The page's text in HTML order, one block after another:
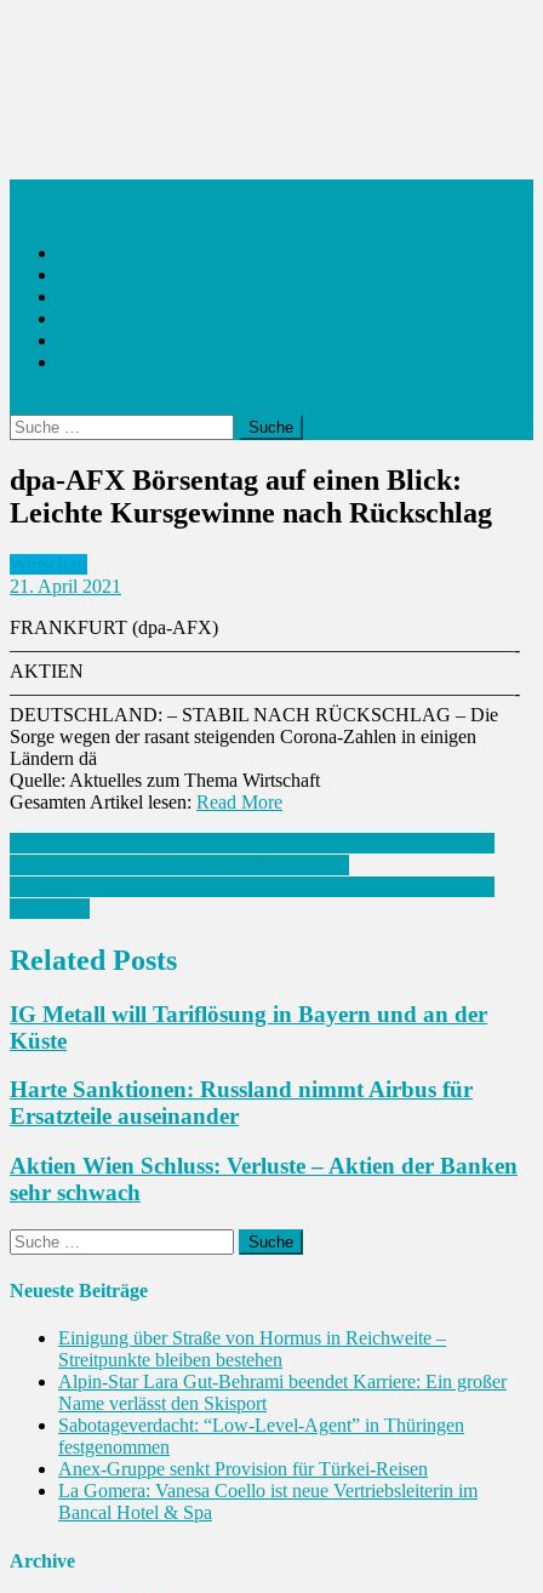
Suche
nach:
dpa-AFX Börsentag auf einen Blick:
Leichte Kursgewinne nach Rückschlag
Wirtschaft
21. April 2021
FRANKFURT (dpa-AFX)
——————————————————————————-
AKTIEN
——————————————————————————-
DEUTSCHLAND: – STABIL NACH RÜCKSCHLAG – Die
Sorge wegen der rasant steigenden Corona-Zahlen in einigen
Ländern dä
Quelle: Aktuelles zum Thema Wirtschaft
Gesamten Artikel lesen: Read More
Beitrags-
Navigation
Related Posts
IG Metall will Tariflösung in Bayern und an der
Küste
Harte Sanktionen: Russland nimmt Airbus für
Ersatzteile auseinander
Aktien Wien Schluss: Verluste – Aktien der Banken
sehr schwach
Suche
nach:
Neueste Beiträge
Einigung über Straße von Hormus in Reichweite –
Streitpunkte bleiben bestehen
Alpin-Star Lara Gut-Behrami beendet Karriere: Ein großer
Name verlässt den Skisport
Sabotageverdacht: “Low-Level-Agent” in Thüringen
festgenommen
Anex-Gruppe senkt Provision für Türkei-Reisen
La Gomera: Vanesa Coello ist neue Vertriebsleiterin im
Bancal Hotel & Spa
Archive